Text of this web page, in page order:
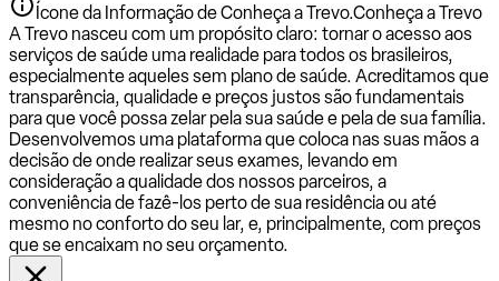
Ícone da Informação de Conheça a Trevo.Conheça a Trevo
A Trevo nasceu com um propósito claro: tornar o acesso aos
serviços de saúde uma realidade para todos os brasileiros,
especialmente aqueles sem plano de saúde. Acreditamos que
transparência, qualidade e preços justos são fundamentais
para que você possa zelar pela sua saúde e pela de sua família.
Desenvolvemos uma plataforma que coloca nas suas mãos a
decisão de onde realizar seus exames, levando em
consideração a qualidade dos nossos parceiros, a
conveniência de fazê-los perto de sua residência ou até
mesmo no conforto do seu lar, e, principalmente, com preços
que se encaixam no seu orçamento.